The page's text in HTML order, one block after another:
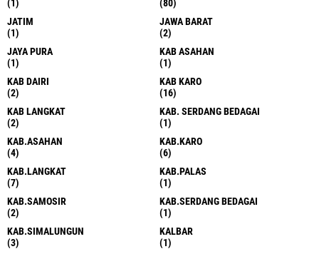
(1)
(80)
JATIM
(1)
JAWA BARAT
(2)
JAYA PURA
(1)
KAB ASAHAN
(1)
KAB DAIRI
(2)
KAB KARO
(16)
KAB LANGKAT
(2)
KAB. SERDANG BEDAGAI
(1)
KAB.ASAHAN
(4)
KAB.KARO
(6)
KAB.LANGKAT
(7)
KAB.PALAS
(1)
KAB.SAMOSIR
(2)
KAB.SERDANG BEDAGAI
(1)
KAB.SIMALUNGUN
(3)
KALBAR
(1)